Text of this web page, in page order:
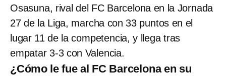
Osasuna, rival del FC Barcelona en la Jornada
27 de la Liga, marcha con 33 puntos en el
lugar 11 de la competencia, y llega tras
empatar 3-3 con Valencia.
¿Cómo le fue al FC Barcelona en su